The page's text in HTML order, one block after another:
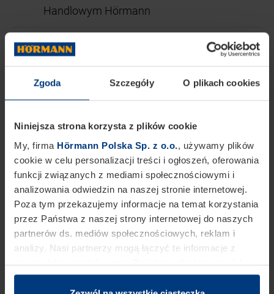
Zgoda Szczegóły O plikach cookies
Niniejsza strona korzysta z plików cookie
My, firma Hörmann Polska Sp. z o.o., używamy plików
cookie w celu personalizacji treści i ogłoszeń, oferowania
funkcji związanych z mediami społecznościowymi i
analizowania odwiedzin na naszej stronie internetowej.
Poza tym przekazujemy informacje na temat korzystania
przez Państwa z naszej strony internetowej do naszych
partnerów ds. mediów społecznościowych, reklam i
analizy. Nasi partnerzy mogą łączyć te informacje z
innymi, które zostały przez Państwa udostępnione lub
które zebrali w ramach korzystania przez Państwa z
Handlowym Hörmann
ZNAJDŹ PARTNERA HANDLOWEGO W TWOJEJ
OKOLICY